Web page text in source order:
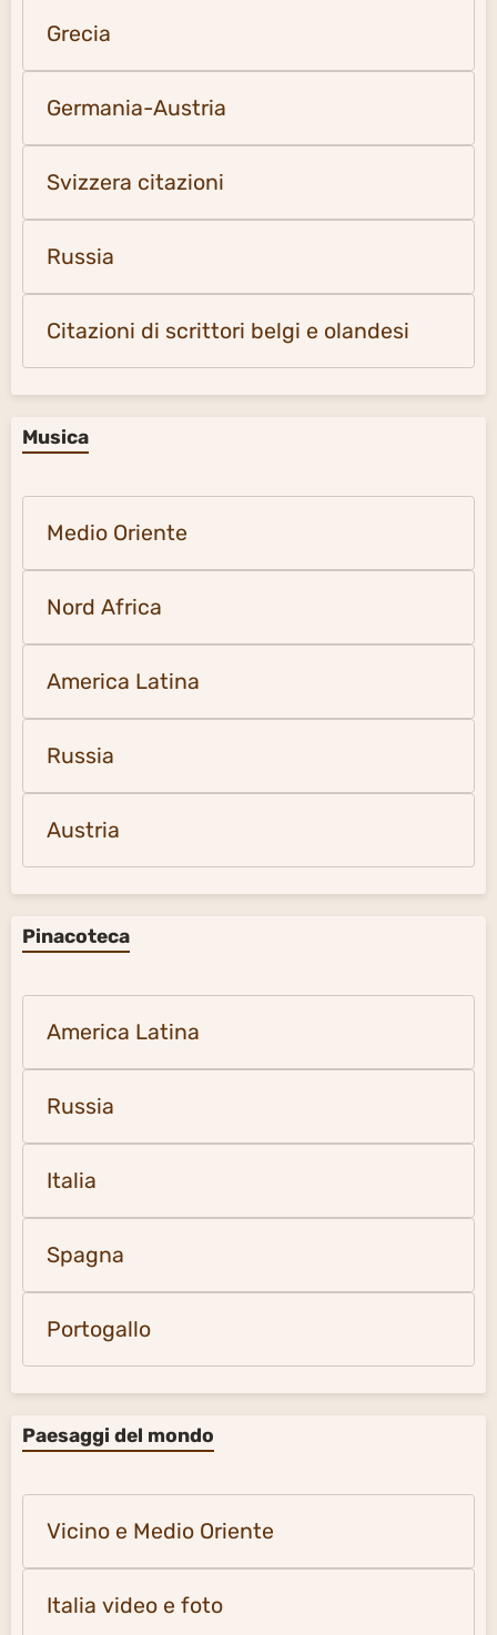
Grecia
Germania-Austria
Svizzera citazioni
Russia
Citazioni di scrittori belgi e olandesi
Musica
Medio Oriente
Nord Africa
America Latina
Russia
Austria
Pinacoteca
America Latina
Russia
Italia
Spagna
Portogallo
Paesaggi del mondo
Vicino e Medio Oriente
Italia video e foto